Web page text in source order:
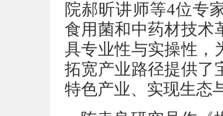
院郝昕讲师等4位专
食用菌和中药材技术
具专业性与实操性，
拓宽产业路径提供了
特色产业、实现生态